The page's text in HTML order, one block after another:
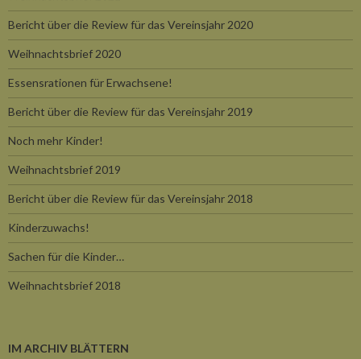
Bericht über die Review für das Vereinsjahr 2020
Weihnachtsbrief 2020
Essensrationen für Erwachsene!
Bericht über die Review für das Vereinsjahr 2019
Noch mehr Kinder!
Weihnachtsbrief 2019
Bericht über die Review für das Vereinsjahr 2018
Kinderzuwachs!
Sachen für die Kinder…
Weihnachtsbrief 2018
IM ARCHIV BLÄTTERN